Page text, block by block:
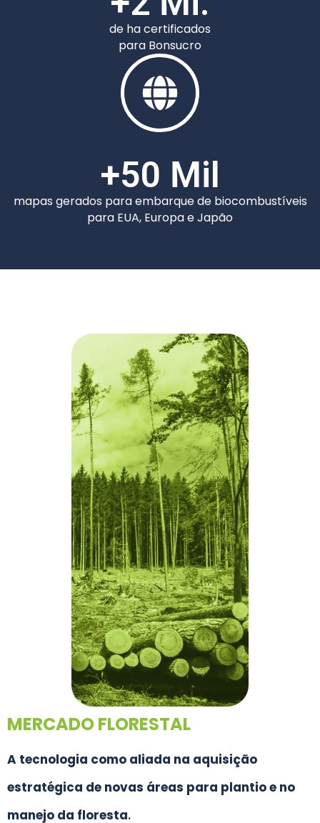
de ha certificados
para Bonsucro
mapas gerados para embarque de biocombustíveis
para EUA, Europa e Japão
+50 Mil
MERCADO FLORESTAL
A tecnologia como aliada na aquisição
estratégica de novas áreas para plantio e no
manejo da floresta.